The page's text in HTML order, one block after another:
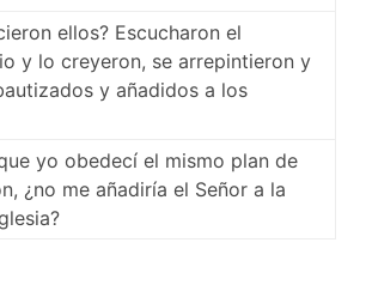
ellos? Escucharon el
y lo creyeron, se arrepintieron y
y añadidos a los
yo obedecí el mismo plan de
¿no me añadiría el Señor a la